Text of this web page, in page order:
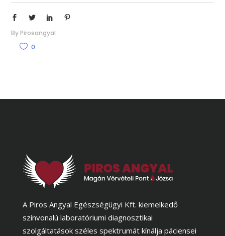
By Pirosangyal
0
A Piros Angyal Egészségügyi Kft. kiemelkedő
színvonalú laboratóriumi diagnosztikai
szolgáltatások széles spektrumát kínálja páciensei